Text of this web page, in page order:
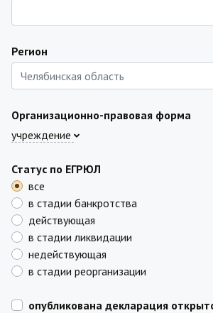
Регион
Организационно-правовая форма
учреждение
Статус по ЕГРЮЛ
все
в стадии банкротства
действующая
в стадии ликвидации
недействующая
в стадии реорганизации
опубликована декларация